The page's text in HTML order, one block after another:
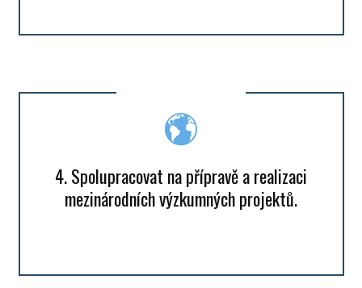
4. Spolupracovat na přípravě a realizaci
mezinárodních výzkumných projektů.